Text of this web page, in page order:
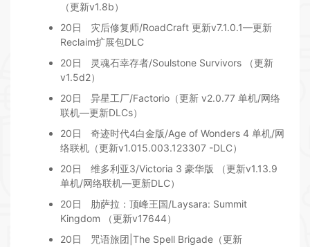
（更新v1.8b）
20日
灾后修复师/RoadCraft 更新v7.1.0.1—更新
Reclaim扩展包DLC
20日
灵魂石幸存者/Soulstone Survivors （更新
v1.5d2）
20日
异星工厂/Factorio（更新 v2.0.77 单机/网络
联机—更新DLCs）
20日
奇迹时代4白金版/Age of Wonders 4 单机/网
络联机（更新v1.015.003.123307 -DLC）
20日
维多利亚3/Victoria 3 豪华版 （更新v1.13.9
单机/网络联机—更新DLC）
20日
肋萨拉：顶峰王国/Laysara: Summit
Kingdom （更新v17644）
20日
咒语旅团|The Spell Brigade（更新